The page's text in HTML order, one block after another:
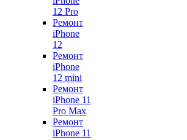
12 Pro
Ремонт
iPhone
12
Ремонт
iPhone
12 mini
Ремонт
iPhone 11
Pro Max
Ремонт
iPhone 11